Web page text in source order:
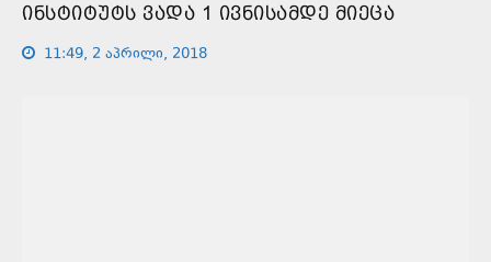
ᲘᲜᲡᲢᲘᲢᲣᲢᲡ ᲕᲐᲓᲐ 1 ᲘᲕᲜᲘᲡᲐᲛᲓᲔ ᲛᲘᲔᲪᲐ
11:49, 2 აპრილი, 2018